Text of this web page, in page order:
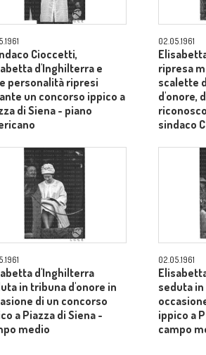
Cioccetti,
d'Inghilterra e
personalità ripresi
un concorso ippico a
di Siena - piano
02.05.1961
ripresa
scalette
d'onore,
sindaco
d'Inghilterra
in tribuna d'onore in
di un concorso
a Piazza di Siena -
medio
02.05.1961
seduta
ippico a
campo